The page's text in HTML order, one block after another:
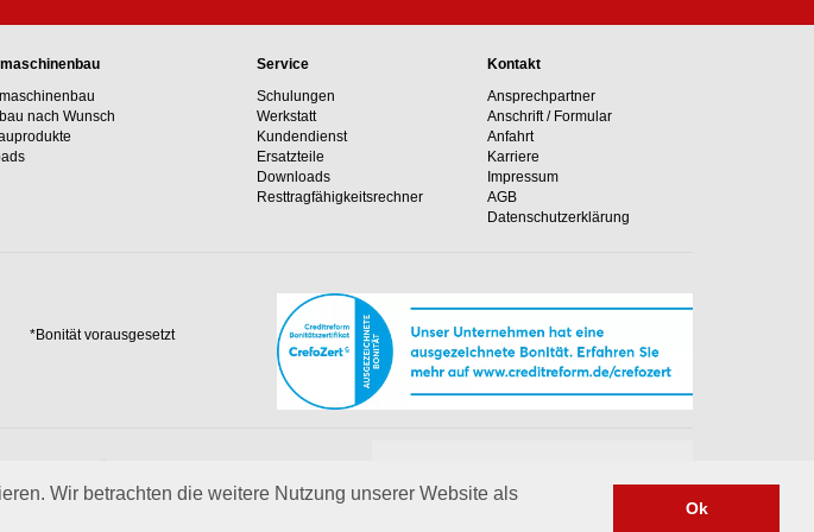
Wir betrachten die weitere Nutzung unserer Website als
Ok
nach Wunsch
Service
Schulungen
Werkstatt
Kundendienst
Ersatzteile
Downloads
Resttragfähig­keits­rechner
Kontakt
Ansprechpartner
Anschrift / Formular
Anfahrt
Karriere
Impressum
AGB
Datenschutzerklärung
*Bonität vorausgesetzt
innovativen Lösungen in unvergleichliche Anlagen
+49 02364 50499-0